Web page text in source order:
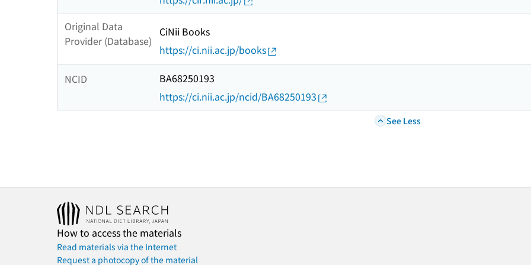
Original Data
Provider (Database)
CiNii Books
https://ci.nii.ac.jp/books
NCID
BA68250193
https://ci.nii.ac.jp/ncid/BA68250193
See Less
How to access the materials
Read materials via the Internet
Request a photocopy of the material